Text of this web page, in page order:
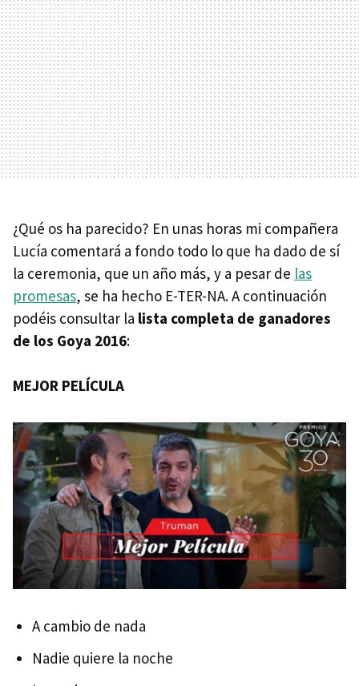
¿Qué os ha parecido? En unas horas mi compañera
Lucía comentará a fondo todo lo que ha dado de sí
la ceremonia, que un año más, y a pesar de las
promesas, se ha hecho E-TER-NA. A continuación
podéis consultar la lista completa de ganadores
de los Goya 2016:
MEJOR PELÍCULA
A cambio de nada
Nadie quiere la noche